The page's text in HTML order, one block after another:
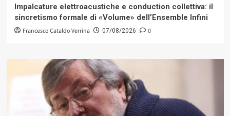
Impalcature elettroacustiche e conduction collettiva: il
sincretismo formale di «Volume» dell’Ensemble Infini
Francesco Cataldo Verrina 07/08/2026 0